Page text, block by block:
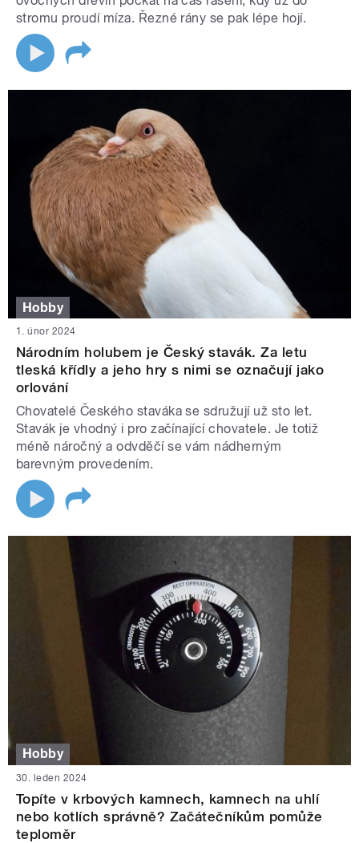
stromu proudí míza. Řezné rány se pak lépe hojí.
Hobby
1. únor 2024
Národním holubem je Český stavák. Za letu
tleská křídly a jeho hry s nimi se označují jako
orlování
Chovatelé Českého staváka se sdružují už sto let.
Stavák je vhodný i pro začínající chovatele. Je totiž
méně náročný a odvděčí se vám nádherným
barevným provedením.
Hobby
30. leden 2024
Topíte v krbových kamnech, kamnech na uhlí
nebo kotlích správně? Začátečníkům pomůže
teploměr